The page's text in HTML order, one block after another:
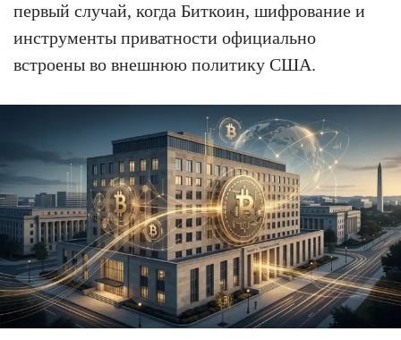
первый случай, когда Биткоин, шифрование и
инструменты приватности официально
встроены во внешнюю политику США.